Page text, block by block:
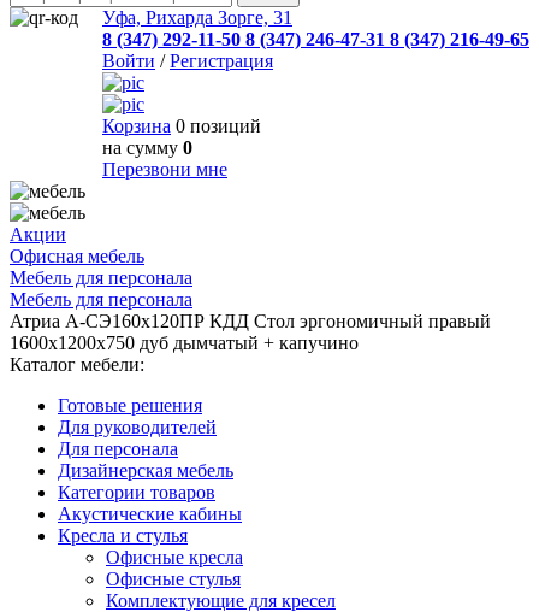
Уфа, Рихарда Зорге, 31
8 (347) 292-11-50 8 (347) 246-47-31 8 (347) 216-49-65
Войти /Регистрация
Корзина 0 позиций
на сумму 0
Перезвони мне
Акции
Офисная мебель
Мебель для персонала
Мебель для персонала
Атриа А-СЭ160х120ПР КДД Стол эргономичный правый
1600х1200х750 дуб дымчатый + капучино
Каталог мебели:
Готовые решения
Для руководителей
Для персонала
Дизайнерская мебель
Категории товаров
Акустические кабины
Кресла и стулья
Офисные кресла
Офисные стулья
Комплектующие для кресел